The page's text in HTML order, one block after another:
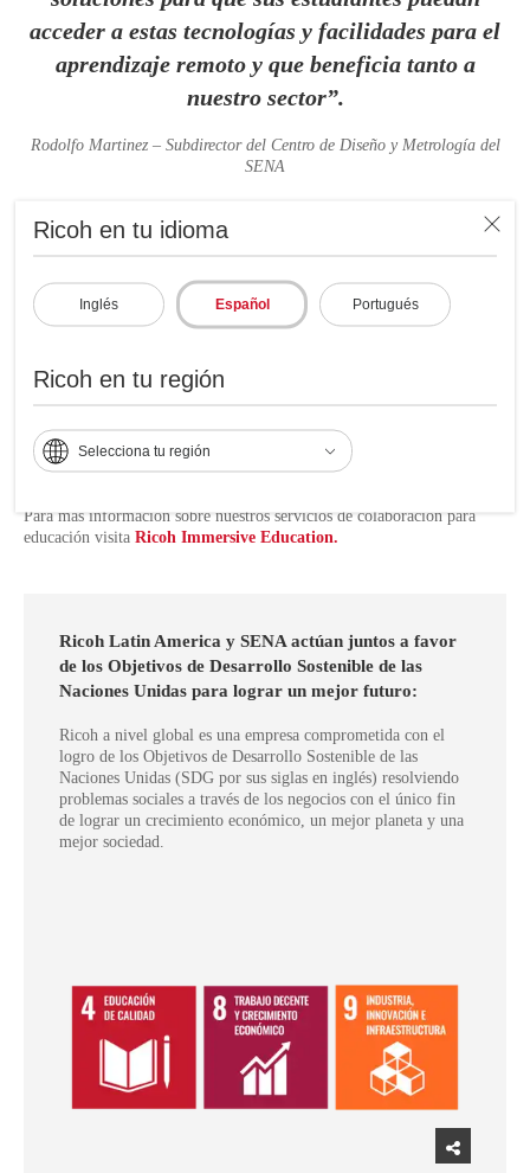
Ricoh en tu idioma
Inglés Español Portugués
Ricoh en tu región
Selecciona tu región
acceder a estas tecnologías y facilidades para el
aprendizaje remoto y que beneficia tanto a
nuestro sector”.
Rodolfo Martinez – Subdirector del Centro de Diseño y Metrología del
SENA
Las soluciones y servicios de videoconferencia y colaboración de
Ricohse han convertido en un elemento fundamental para eliminar la
brecha tecnológica de la educación en Colombia, abriendo las puertas a
que más personas con límites de participación en clases presenciales
Esta estrategia no solo solucionó el desafío tecnológico inicial, sino que
también situó a la institución de educación como líder en la adopción de
tecnologías innovadoras para potenciar la comunicación y colaboración,
con el único fin de preparar a sus estudiantes y docentes para un mundo
de constante cambio.
Para más información sobre nuestros servicios de colaboración para
educación visita Ricoh Immersive Education.
Ricoh Latin America y SENA actúan juntos a favor
de los Objetivos de Desarrollo Sostenible de las
Naciones Unidas para lograr un mejor futuro:
Ricoh a nivel global es una empresa comprometida con el
logro de los Objetivos de Desarrollo Sostenible de las
Naciones Unidas (SDG por sus siglas en inglés) resolviendo
problemas sociales a través de los negocios con el único fin
de lograr un crecimiento económico, un mejor planeta y una
mejor sociedad.